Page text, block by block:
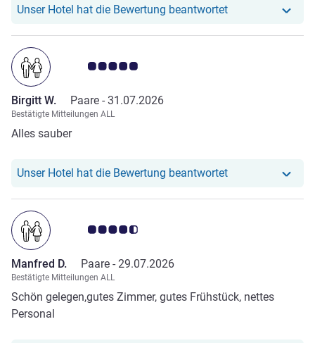
Schräge.
Unser Hotel hat die Bewertung beantwortetUnser Hotel hat
Note Kundenmeinungen 5.0/5
Birgitt W. Paare - 31.07.2026
Bestätigte Mitteilungen ALL
Alles sauber
Unser Hotel hat die Bewertung beantwortetUnser Hotel hat
Note Kundenmeinungen 4.5/5
Manfred D. Paare - 29.07.2026
Bestätigte Mitteilungen ALL
Schön gelegen,gutes Zimmer, gutes Frühstück, nettes
Personal